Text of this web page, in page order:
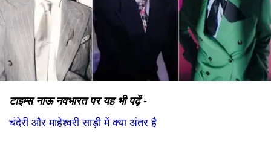
टाइम्स नाऊ नवभारत पर यह भी पढ़ें -
चंदेरी और माहेश्वरी साड़ी में क्या अंतर है